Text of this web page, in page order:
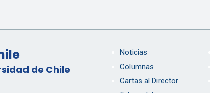
de Chile
Noticias
Columnas
Cartas al Director